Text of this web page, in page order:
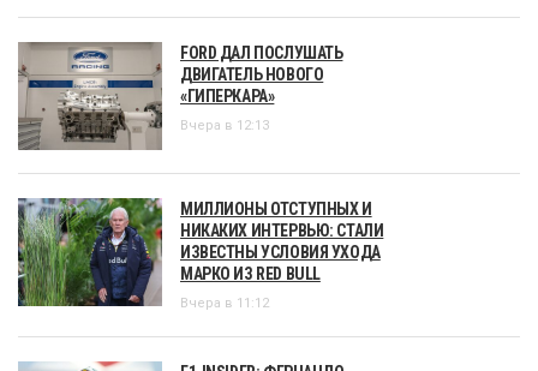
FORD ДАЛ ПОСЛУШАТЬ
ДВИГАТЕЛЬ НОВОГО
«ГИПЕРКАРА»
Вчера в 12:13
МИЛЛИОНЫ ОТСТУПНЫХ И
НИКАКИХ ИНТЕРВЬЮ: СТАЛИ
ИЗВЕСТНЫ УСЛОВИЯ УХОДА
МАРКО ИЗ RED BULL
Вчера в 11:12